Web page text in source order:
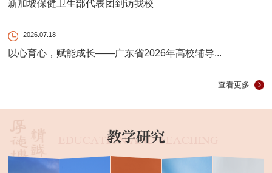
新加坡保健卫生部代表团到访我校
2026.07.18
以心育心，赋能成长——广东省2026年高校辅导...
查看更多
教学研究
EDUCATION AND TEACHING